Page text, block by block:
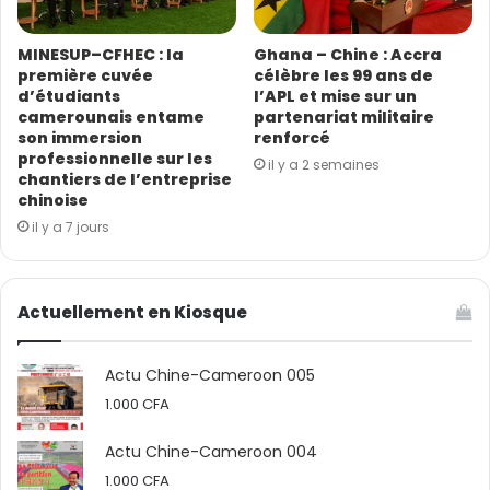
MINESUP–CFHEC : la
première cuvée
d’étudiants
camerounais entame
son immersion
professionnelle sur les
chantiers de l’entreprise
chinoise
il y a 7 jours
Ghana – Chine : Accra
célèbre les 99 ans de
l’APL et mise sur un
partenariat militaire
renforcé
il y a 2 semaines
Actuellement en Kiosque
Actu Chine-Cameroon 005
1.000 CFA
Actu Chine-Cameroon 004
1.000 CFA